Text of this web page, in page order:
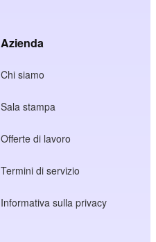
Azienda
Chi siamo
Sala stampa
Offerte di lavoro
Termini di servizio
Informativa sulla privacy